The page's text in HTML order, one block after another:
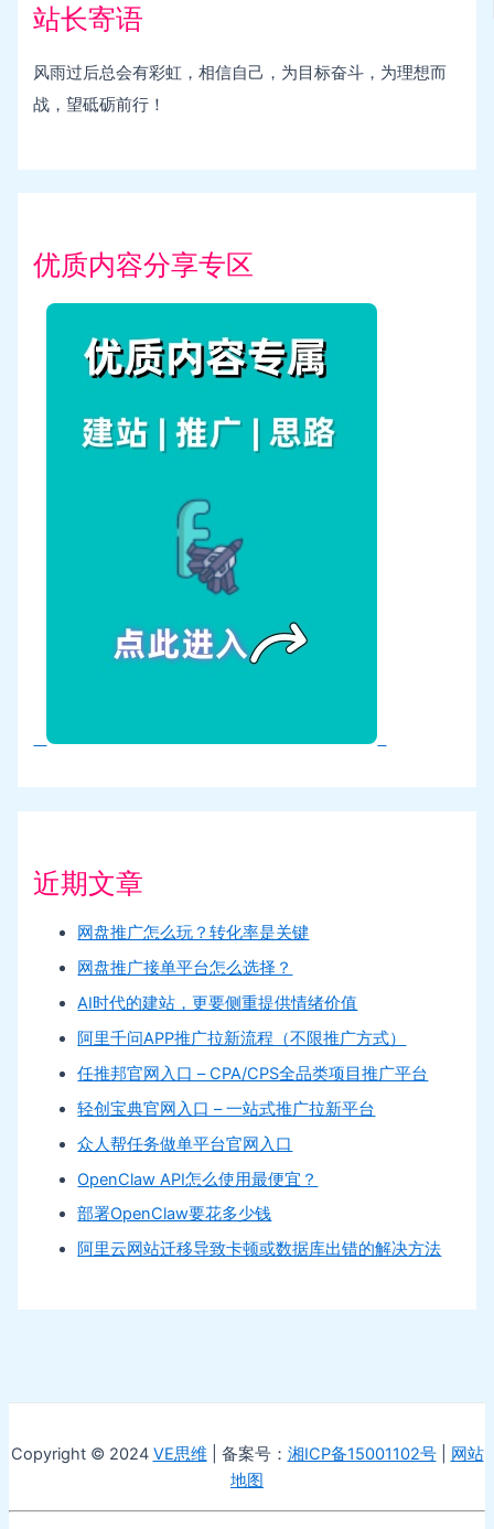
站长寄语
风雨过后总会有彩虹，相信自己，为目标奋斗，为理想而
战，望砥砺前行！
优质内容分享专区
近期文章
网盘推广怎么玩？转化率是关键
网盘推广接单平台怎么选择？
AI时代的建站，更要侧重提供情绪价值
阿里千问APP推广拉新流程（不限推广方式）
任推邦官网入口 – CPA/CPS全品类项目推广平台
轻创宝典官网入口 – 一站式推广拉新平台
众人帮任务做单平台官网入口
OpenClaw API怎么使用最便宜？
部署OpenClaw要花多少钱
阿里云网站迁移导致卡顿或数据库出错的解决方法
Copyright © 2024 VE思维 | 备案号： 湘ICP备15001102号| 网站
地图